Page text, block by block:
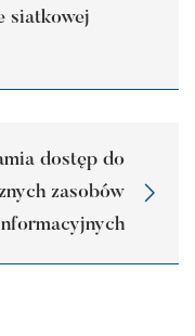
siatkowej
dostęp do
zasobów